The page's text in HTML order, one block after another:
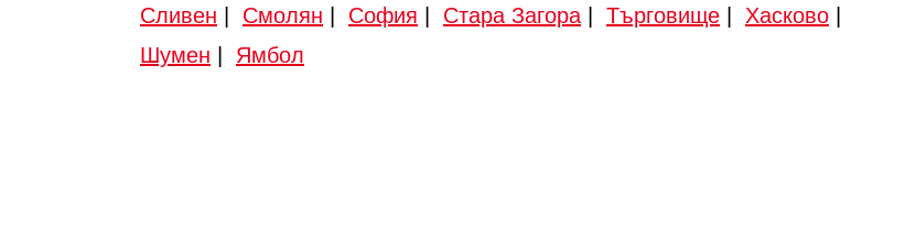
Сливен
Смолян София Стара Загора Търговище Хасково
Шумен
Ямбол